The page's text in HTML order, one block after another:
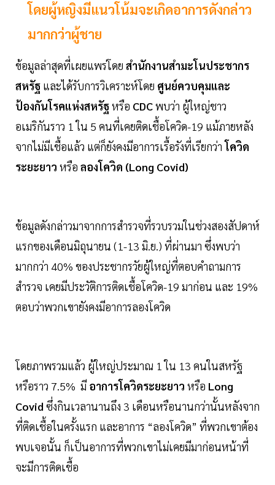
โดยผู้หญิงมีแนวโน้มจะเกิดอาการดังกล่าว
มากกว่าผู้ชาย
ข้อมูลล่าสุดที่เผยแพร่โดย สำนักงานสำมะโนประชากร
สหรัฐ และได้รับการวิเคราะห์โดย ศูนย์ควบคุมและ
ป้องกันโรคแห่งสหรัฐหรือ CDCพบว่า ผู้ใหญ่ชาว
อเมริกันราว 1 ใน 5 คนที่เคยติดเชื้อโควิด-19 แม้ภายหลัง
จากไม่มีเชื้อแล้ว แต่ก็ยังคงมีอาการเรื้อรังที่เรียกว่าโควิด
ระยะยาว หรือ ลองโควิด (Long Covid)
ข้อมูลดังกล่าวมาจากการสำรวจที่รวบรวมในช่วงสองสัปดาห์
แรกของเดือนมิถุนายน (1-13 มิ.ย.) ที่ผ่านมา ซึ่งพบว่า
มากกว่า 40% ของประชากรวัยผู้ใหญ่ที่ตอบคำถามการ
สำรวจ เคยมีประวัติการติดเชื้อโควิด-19 มาก่อน และ 19%
ตอบว่าพวกเขายังคงมีอาการลองโควิด
โดยภาพรวมแล้ว ผู้ใหญ่ประมาณ 1 ใน 13 คนในสหรัฐ
หรือราว 7.5% มี อาการโควิดระยะยาว หรือ Long
Covid ซึ่งกินเวลานานถึง 3 เดือนหรือนานกว่านั้นหลังจาก
ที่ติดเชื้อในครั้งแรก และอาการ “ลองโควิด” ที่พวกเขาต้อง
พบเจอนั้น ก็เป็นอาการที่พวกเขาไม่เคยมีมาก่อนหน้าที่
จะมีการติดเชื้อ